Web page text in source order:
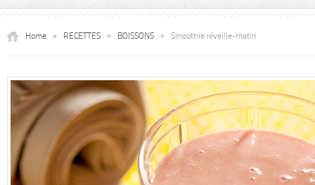
Home » RECETTES » BOISSONS » Smoothie réveille-matin